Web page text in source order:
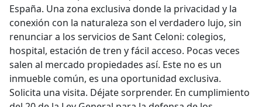
España. Una zona exclusiva donde la privacidad y la
conexión con la naturaleza son el verdadero lujo, sin
renunciar a los servicios de Sant Celoni: colegios,
hospital, estación de tren y fácil acceso. Pocas veces
salen al mercado propiedades así. Este no es un
inmueble común, es una oportunidad exclusiva.
Solicita una visita. Déjate sorprender. En cumplimiento